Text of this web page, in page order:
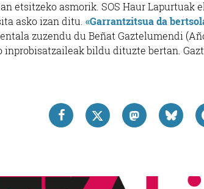
etsitzeko asmorik. SOS Haur Lapurtuak
asko izan ditu. «Garrantzitsua da
zuzendu du Beñat Gaztelumendi
inprobisatzaileak bildu dituzte bertan.